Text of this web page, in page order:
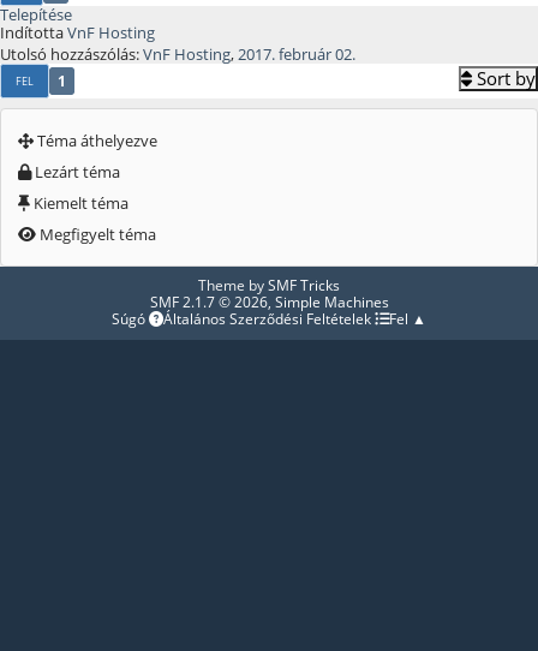
Telepítése
IndítottaVnF Hosting
Utolsó hozzászólás:VnF Hosting,2017. február 02.
FEL 1 Sort by
Téma áthelyezve
Lezárt téma
Kiemelt téma
Megfigyelt téma
Theme bySMF Tricks
SMF 2.1.7 © 2026, Simple Machines
Súgó
Általános Szerződési Feltételek Fel ▲